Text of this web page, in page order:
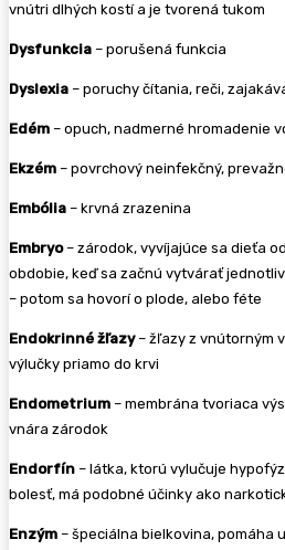
vnútri dlhých kostí a je tvorená tukom
Dysfunkcia – porušená funkcia
Dyslexia – poruchy čítania, reči,
Edém – opuch, nadmerné hromadenie
Ekzém – povrchový neinfekčný,
Embólia – krvná zrazenina
Embryo– zárodok, vyvíjajúce sa dieťa
obdobie, keď sa začnú vytvárať
– potom sa hovorí o plode, alebo féte
Endokrinné žľazy– žľazy z vnútorným
výlučky priamo do krvi
Endometrium – membrána tvoriaca
vnára zárodok
Endorfín – látka, ktorú vylučuje
bolesť, má podobné účinky ako
Enzým – špeciálna bielkovina, pomáha